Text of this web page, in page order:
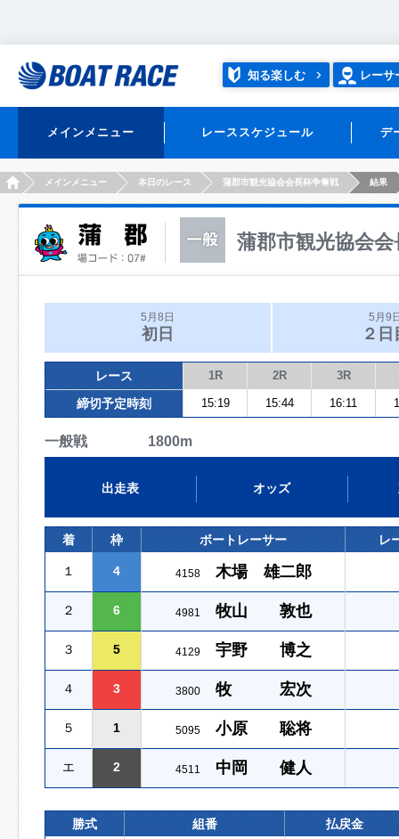
知る楽しむ レーサ
メインメニュー レーススケジュール デ
HOMEメインメニュー 本日のレース 蒲郡市観光協会会長杯争奪戦 結果
蒲郡市観光協会
5月8日
初日
5月9
２日
レース 1R 2R 3R
締切予定時刻 15:19 15:44 16:11
一般戦 1800m
出走表 オッズ
着 枠 ボートレーサー レ
１ 4 4158 木場 雄二郎
２ 6 4981 牧山 敦也
３ 5 4129 宇野 博之
４ 3 3800 牧 宏次
５ 1 5095 小原 聡将
エ 2 4511 中岡 健人
勝式 組番 払戻金